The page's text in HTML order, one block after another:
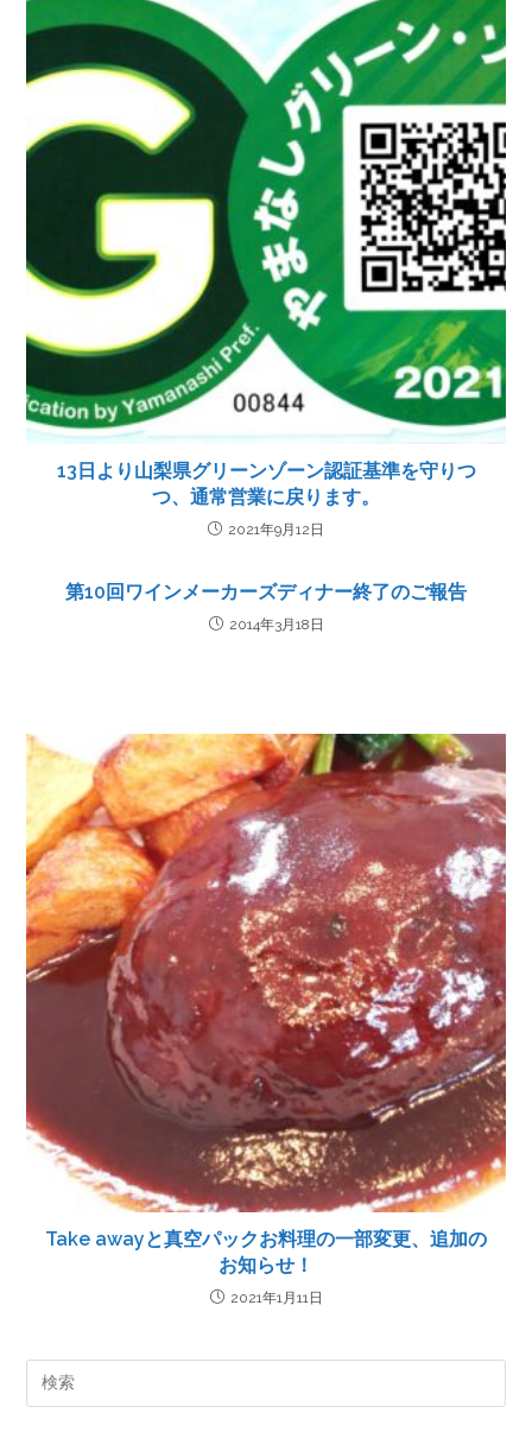
13日より山梨県グリーンゾーン認証基準を守りつ
つ、通常営業に戻ります。
2021年9月12日
第10回ワインメーカーズディナー終了のご報告
2014年3月18日
Take awayと真空パックお料理の一部変更、追加の
お知らせ！
2021年1月11日